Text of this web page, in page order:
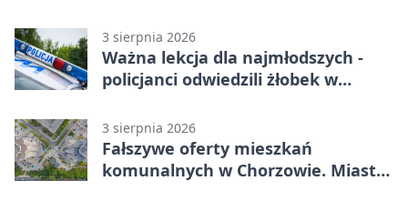
3 sierpnia 2026
Ważna lekcja dla najmłodszych -
policjanci odwiedzili żłobek w
3 sierpnia 2026
Fałszywe oferty mieszkań
komunalnych w Chorzowie. Miasto